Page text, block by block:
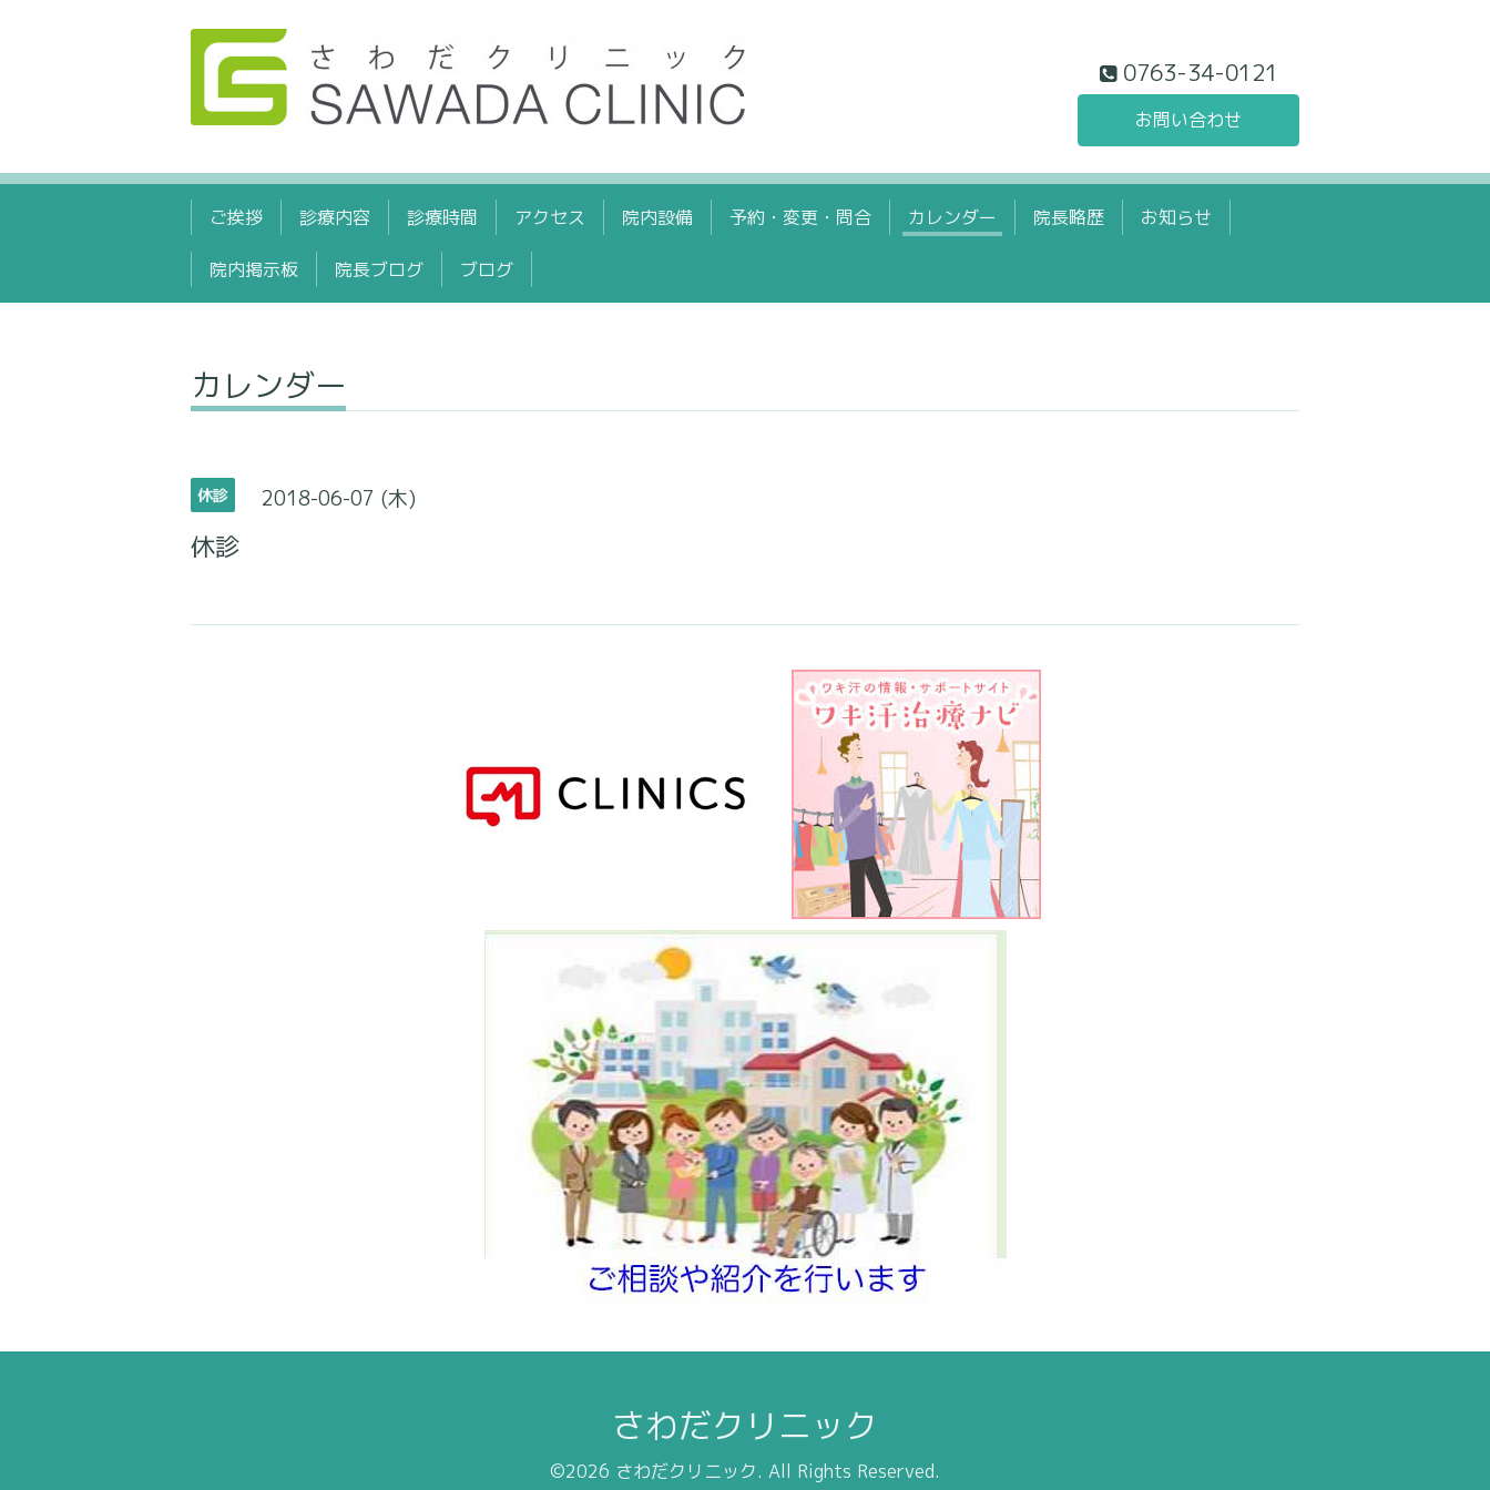
0763-34-0121
お問い合わせ
ご挨拶 診療内容 診療時間 アクセス 院内設備 予約・変更・問合 カレンダー 院長略歴 お知らせ
院内掲示板 院長ブログ ブログ
カレンダー
休診 2018-06-07 (木)
休診
さわだクリニック
©2026 さわだクリニック. All Rights Reserved.